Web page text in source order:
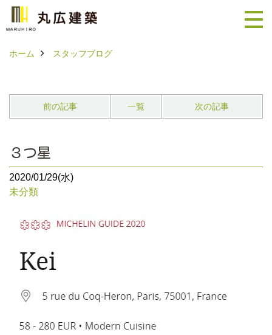
ホーム スタッフブログ
前の記事 一覧 次の記事
３つ星
2020/01/29(水)
未分類